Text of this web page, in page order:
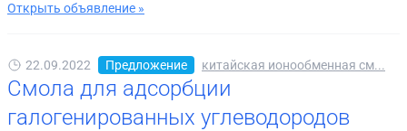
Открыть объявление »
22.09.2022 Предложение китайская ионообменная см...
Смола для адсорбции
галогенированных углеводородов